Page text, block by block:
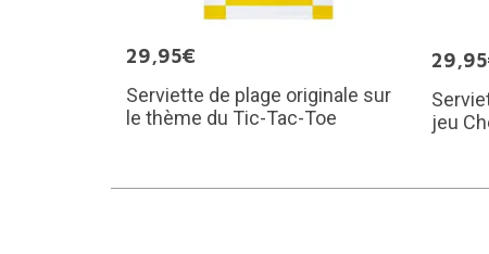
29,95€
Serviette de plage originale sur
le thème du Tic-Tac-Toe
jeu